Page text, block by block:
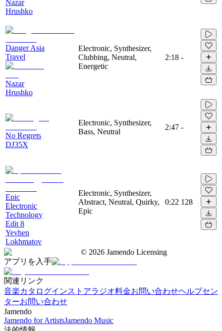
Nazar
Hrushko
Danger Asia
Travel
Nazar
Hrushko
Electronic, Synthesizer,
Clubbing, Neutral,
Energetic
2:18 -
No Regrets
DJ35X
Electronic, Synthesizer,
Bass, Neutral
2:47 -
Epic
Electronic
Technology
Edit 8
Yevhen
Lokhmatov
Electronic, Synthesizer,
Abstract, Neutral, Quirky,
Epic
0:22 128
© 2026 Jamendo Licensing
アプリを入手
関連リンク
音楽カタログインストアラジオ料金お問い合わせヘルプセン
ターお問い合わせ
Jamendo
Jamendo for ArtistsJamendo Music